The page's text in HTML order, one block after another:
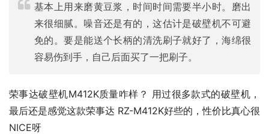
基本上用来磨黄豆浆，时间时间需要半小时。磨出
来很细腻。噪音还是有的，这估计是破壁机不可避
免的。要是能送个长柄的清洗刷子就好了，海绵很
容易伤到手，自己后面买了一把刷子。
荣事达破壁机M412K质量咋样？ 用过很多款式的破壁机，
最后还是感觉这款荣事达 RZ-M412K好些的，性价比真心很
NICE呀